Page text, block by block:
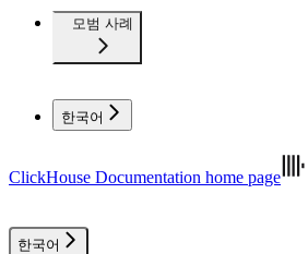
모범 사례
한국어
ClickHouse Documentation home page
한국어